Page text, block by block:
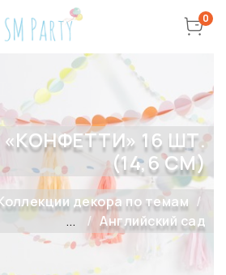
0
16 ШТ.
(14,6 СМ)
декора по темам
...
Английский сад